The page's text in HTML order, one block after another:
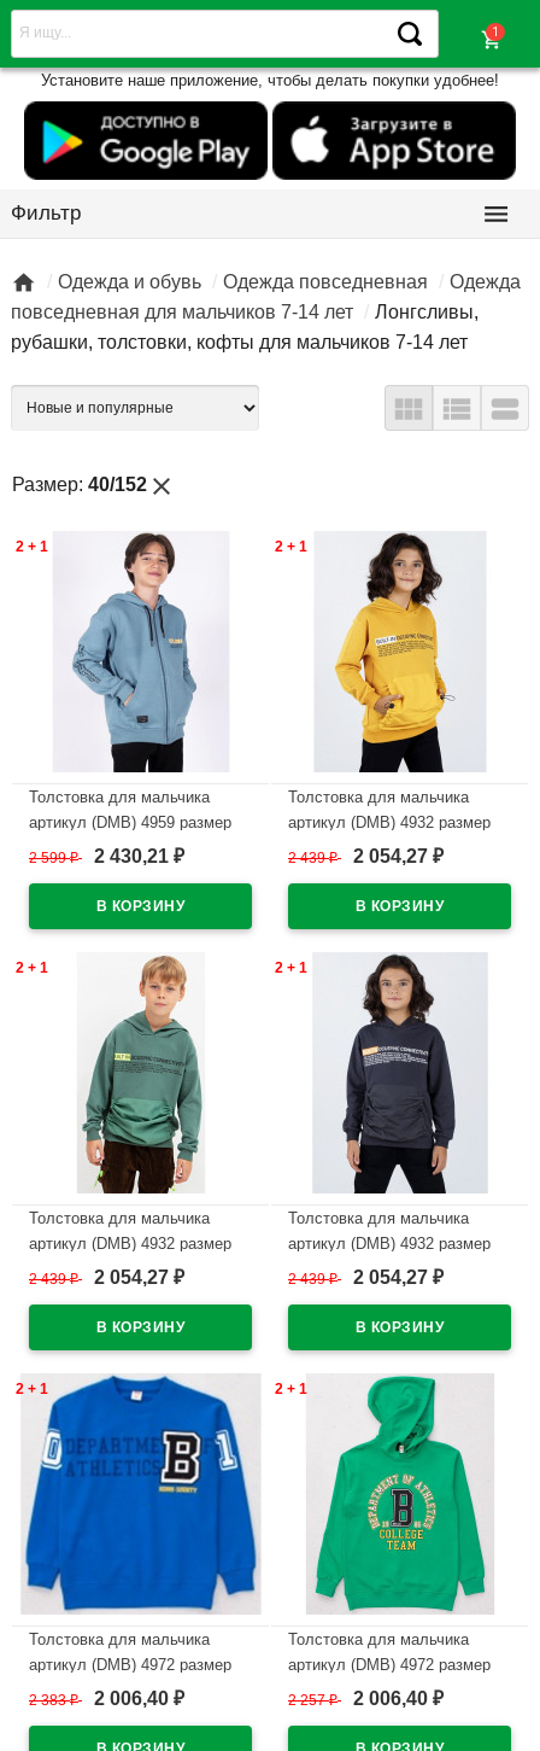
shopping_cart
Установите наше приложение, чтобы делать покупки удобнее!
Фильтр 
 Одежда и обувь Одежда повседневная
Одежда
повседневная для мальчиков 7-14 лет
Лонгсливы,
рубашки, толстовки, кофты для мальчиков 7-14 лет
  
Размер: 40/152 close
2 + 1
Толстовка для мальчика
артикул (DMB) 4959 размер
34/134-44/164 цвет голубой
2 599₽ 2 430,21 ₽
2 + 1
Толстовка для мальчика
артикул (DMB) 4932 размер
32/128-44/164 цвет желтый
2 439₽ 2 054,27 ₽
2 + 1
Толстовка для мальчика
артикул (DMB) 4932 размер
32/128-44/164 цвет зеленый
2 439₽ 2 054,27 ₽
2 + 1
Толстовка для мальчика
артикул (DMB) 4932 размер
32/128-44/164 цвет темно-
2 439₽ 2 054,27 ₽
2 + 1
Толстовка для мальчика
артикул (DMB) 4972 размер
34/134-44/164 цвет василек
2 383₽ 2 006,40 ₽
2 + 1
Толстовка для мальчика
артикул (DMB) 4972 размер
34/134-44/164 цвет зеленый
2 257₽ 2 006,40 ₽